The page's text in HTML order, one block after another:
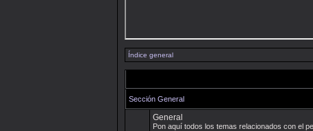
Índice general
Sección General
General
Pon aquí todos los temas relacionados con